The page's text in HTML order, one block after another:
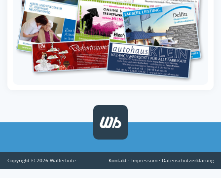
Copyright © 2026 Wällerbote Kontakt · Impressum · Datenschutzerklärung